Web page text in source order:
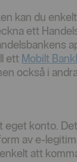
kan du
ett
ett Mobilt
också i
konto.
av e-
att